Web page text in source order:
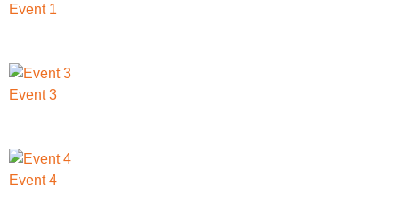
Event 1
Event 3
Event 4